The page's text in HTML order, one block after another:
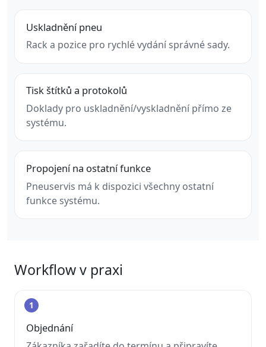
Uskladnění pneu
Rack a pozice pro rychlé vydání správné sady.
Tisk štítků a protokolů
Doklady pro uskladnění/vyskladnění přímo ze
systému.
Propojení na ostatní funkce
Pneuservis má k dispozici všechny ostatní
funkce systému.
Workflow v praxi
1
Objednání